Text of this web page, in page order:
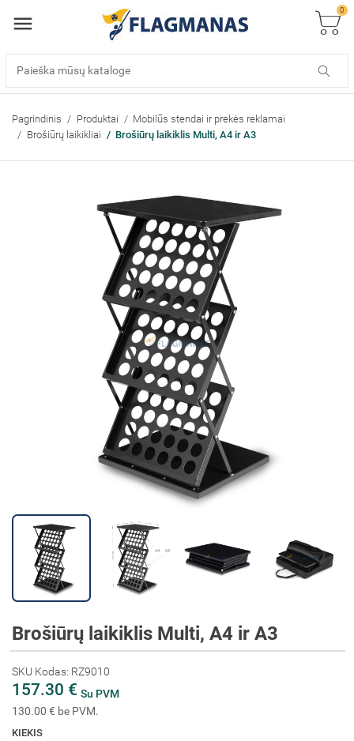
0
Pagrindinis Produktai
Mobilūs stendai ir prekės reklamai
Brošiūrų laikikliai
Brošiūrų laikiklis Multi, A4 ir A3
Brošiūrų laikiklis Multi, A4 ir A3
SKU Kodas: RZ9010
157.30 € Su PVM
130.00 € be PVM.
KIEKIS